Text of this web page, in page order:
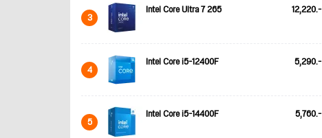
3 Intel Core Ultra 7 265 12,220.-
4 Intel Core i5-12400F 5,290.-
5 Intel Core i5-14400F 5,760.-